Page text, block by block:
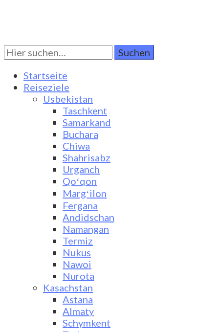
Turkestan Travel
Discover Central Asia
Suchen
Sie
nach:Startseite
Reiseziele
Usbekistan
Taschkent
Samarkand
Buchara
Chiwa
Shahrisabz
Urganch
Qoʻqon
Margʻilon
Fergana
Andidschan
Namangan
Termiz
Nukus
Nawoi
Nurota
Kasachstan
Astana
Almaty
Schymkent